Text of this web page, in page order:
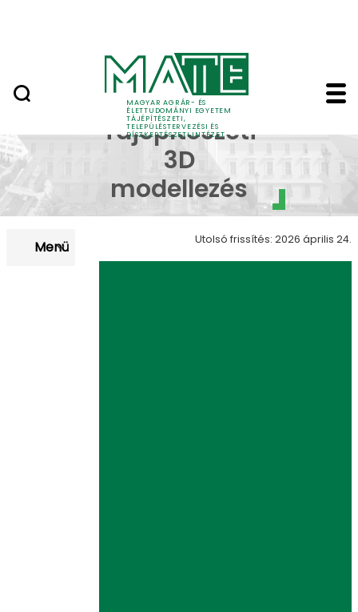
MAGYAR AGRÁR- ÉS
ÉLETTUDOMÁNYI EGYETEM
TÁJÉPÍTÉSZETI,
TELEPÜLÉSTERVEZÉSI ÉS
DÍSZKERTÉSZETI INTÉZET
English Page
Tájépítészeti 3D
Tájépítészeti
3D
modellezés
Menü Utolsó frissítés: 2026 április 24.